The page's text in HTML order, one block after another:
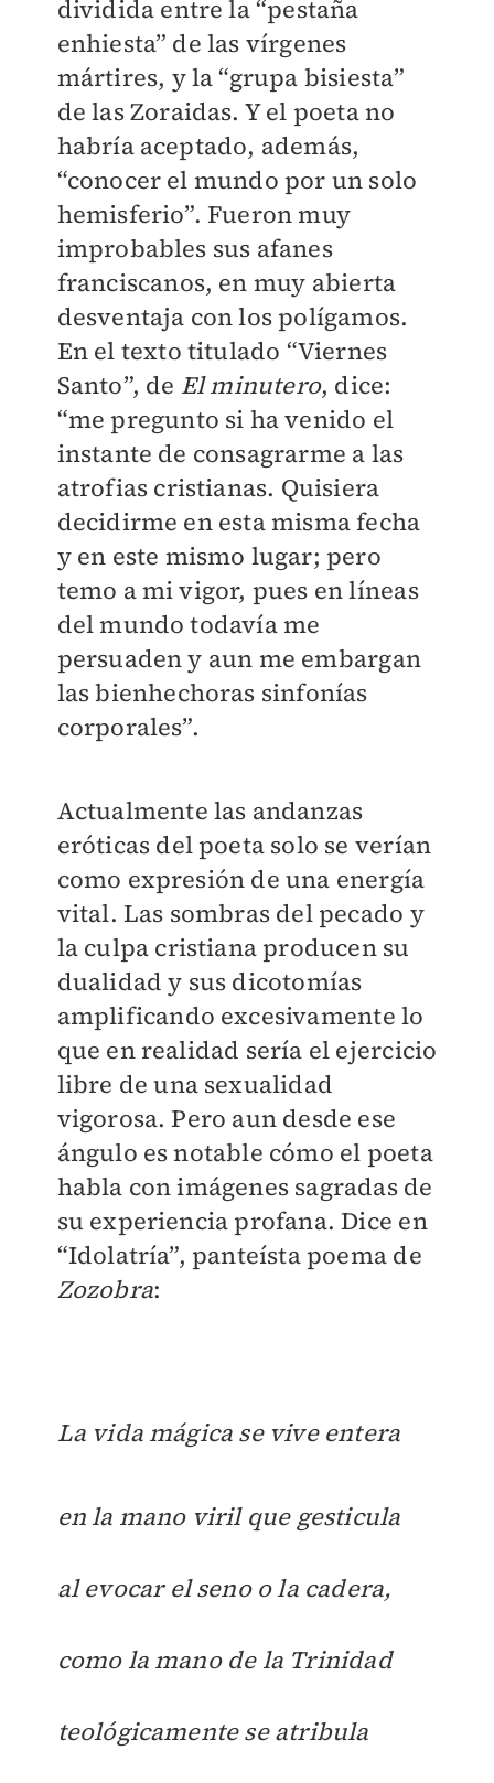
dividida entre la “pestaña
enhiesta” de las vírgenes
mártires, y la “grupa bisiesta”
de las Zoraidas. Y el poeta no
habría aceptado, además,
“conocer el mundo por un solo
hemisferio”. Fueron muy
improbables sus afanes
franciscanos, en muy abierta
desventaja con los polígamos.
En el texto titulado “Viernes
Santo”, de El minutero, dice:
“me pregunto si ha venido el
instante de consagrarme a las
atrofias cristianas. Quisiera
decidirme en esta misma fecha
y en este mismo lugar; pero
temo a mi vigor, pues en líneas
del mundo todavía me
persuaden y aun me embargan
las bienhechoras sinfonías
corporales”.
Actualmente las andanzas
eróticas del poeta solo se verían
como expresión de una energía
vital. Las sombras del pecado y
la culpa cristiana producen su
dualidad y sus dicotomías
amplificando excesivamente lo
que en realidad sería el ejercicio
libre de una sexualidad
vigorosa. Pero aun desde ese
ángulo es notable cómo el poeta
habla con imágenes sagradas de
su experiencia profana. Dice en
“Idolatría”, panteísta poema de
Zozobra:
La vida mágica se vive entera
en la mano viril que gesticula
al evocar el seno o la cadera,
como la mano de la Trinidad
teológicamente se atribula